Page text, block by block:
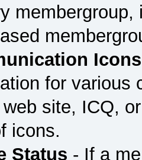
Icons
for various
site, ICQ,
icons.
Status - If a